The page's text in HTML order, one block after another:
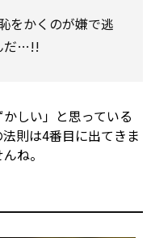
をかくのが嫌で逃
だ…!!
しい」と思っている
則は4番目に出てきま
ね。